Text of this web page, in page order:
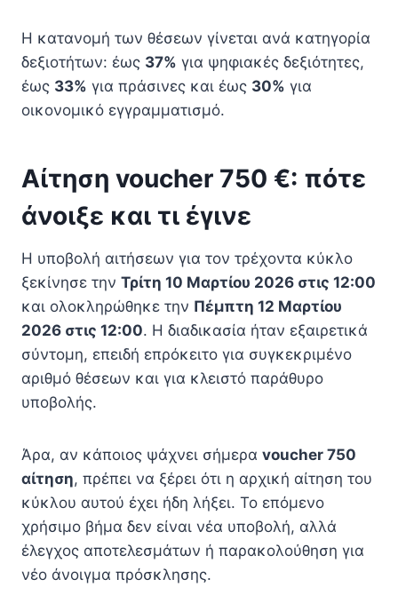
Η κατανομή των θέσεων γίνεται ανά κατηγορία
δεξιοτήτων: έως 37% για ψηφιακές δεξιότητες,
έως 33% για πράσινες και έως 30% για
οικονομικό εγγραμματισμό.
Αίτηση voucher 750 €: πότε
άνοιξε και τι έγινε
Η υποβολή αιτήσεων για τον τρέχοντα κύκλο
ξεκίνησε την Τρίτη 10 Μαρτίου 2026 στις 12:00
και ολοκληρώθηκε την Πέμπτη 12 Μαρτίου
2026 στις 12:00. Η διαδικασία ήταν εξαιρετικά
σύντομη, επειδή επρόκειτο για συγκεκριμένο
αριθμό θέσεων και για κλειστό παράθυρο
υποβολής.
Άρα, αν κάποιος ψάχνει σήμερα voucher 750
αίτηση, πρέπει να ξέρει ότι η αρχική αίτηση του
κύκλου αυτού έχει ήδη λήξει. Το επόμενο
χρήσιμο βήμα δεν είναι νέα υποβολή, αλλά
έλεγχος αποτελεσμάτων ή παρακολούθηση για
νέο άνοιγμα πρόσκλησης.